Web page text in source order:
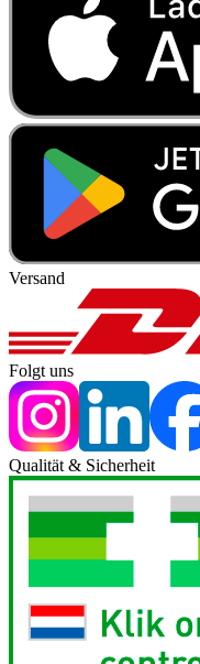
Versand
Folgt uns
Qualität & Sicherheit